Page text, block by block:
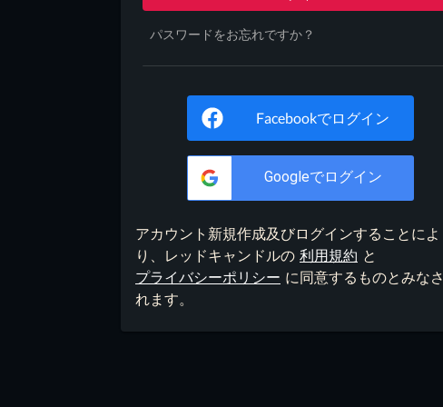
パスワードをお忘れですか？
Facebookでログイン
Googleでログイン
アカウント新規作成及びログインすることによ
り、レッドキャンドルの 利用規約 と
プライバシーポリシー に同意するものとみなさ
れます。